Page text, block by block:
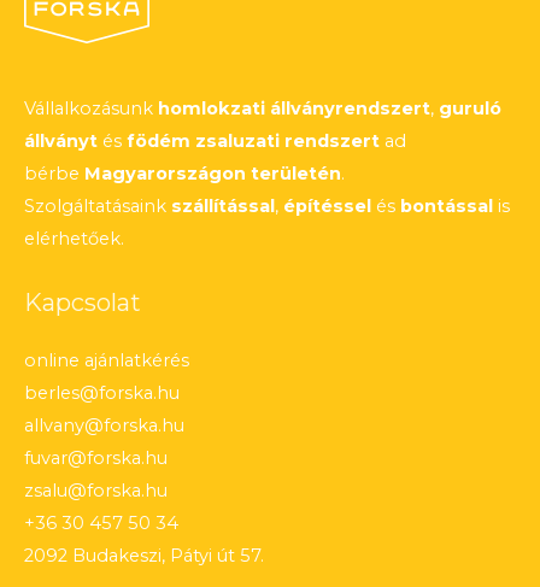
Vállalkozásunk homlokzati állványrendszert, guruló
állványt és födém zsaluzati rendszert ad
bérbe Magyarországon területén.
Szolgáltatásaink szállítással, építéssel és bontással is
elérhetőek.
Kapcsolat
online ajánlatkérés
berles@forska.hu
allvany@forska.hu
fuvar@forska.hu
zsalu@forska.hu
+36 30 457 50 34
2092 Budakeszi, Pátyi út 57.